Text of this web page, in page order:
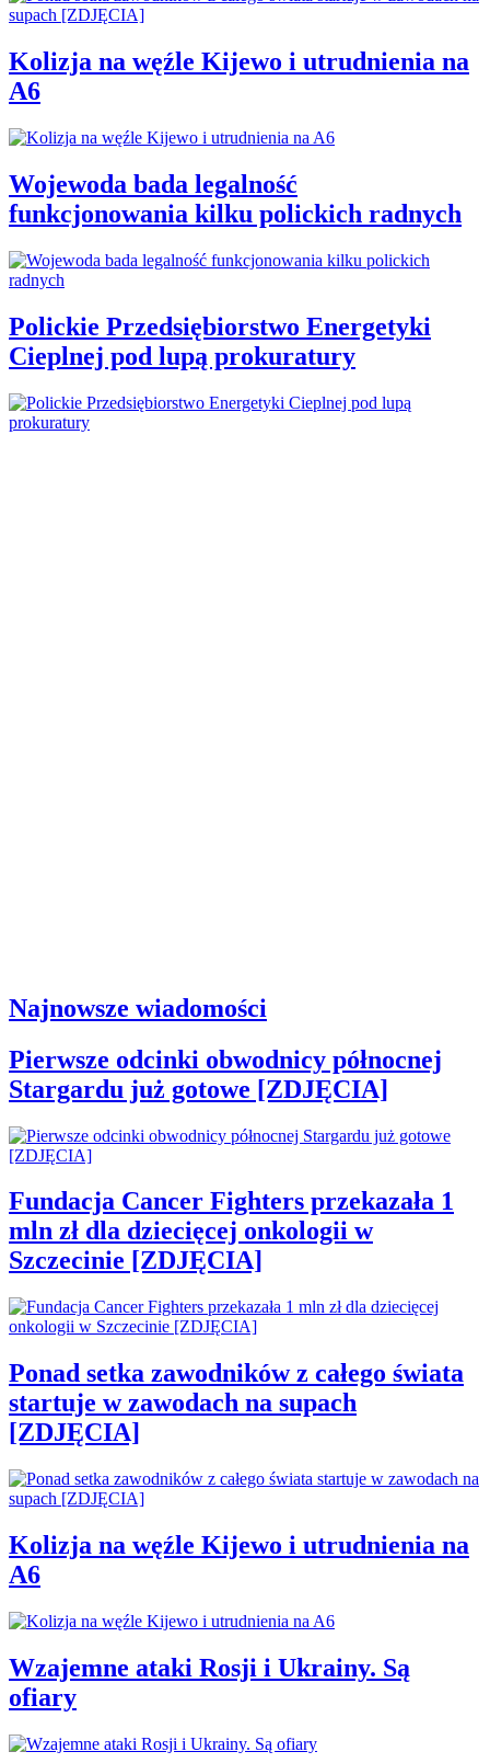
Kolizja na węźle Kijewo i utrudnienia na
A6
Wojewoda bada legalność
funkcjonowania kilku polickich radnych
Polickie Przedsiębiorstwo Energetyki
Cieplnej pod lupą prokuratury
Najnowsze wiadomości
Pierwsze odcinki obwodnicy północnej
Stargardu już gotowe [ZDJĘCIA]
Fundacja Cancer Fighters przekazała 1
mln zł dla dziecięcej onkologii w
Szczecinie [ZDJĘCIA]
Ponad setka zawodników z całego świata
startuje w zawodach na supach
[ZDJĘCIA]
Kolizja na węźle Kijewo i utrudnienia na
A6
Wzajemne ataki Rosji i Ukrainy. Są
ofiary